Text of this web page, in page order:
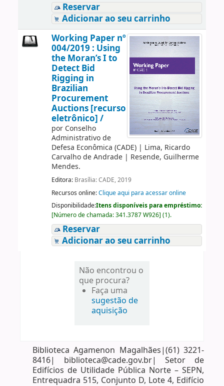
Reservar
Adicionar ao seu carrinho
Working Paper nº
004/2019 : Using
the Moran’s I to
Detect Bid
Rigging in
Brazilian
Procurement
Auctions [recurso
eletrônico] /
por Conselho
Administrativo de
Defesa Econômica (CADE)| Lima, Ricardo
Carvalho de Andrade| Resende, Guilherme
Mendes.
Editora: Brasília: CADE, 2019
Recursos online:Clique aqui para acessar online
Disponibilidade:Itens disponíveis para empréstimo:
[Número de chamada:341.3787 W926] (1).
Reservar
Adicionar ao seu carrinho
Não encontrou o
que procura?
Faça uma
sugestão de
aquisição
Biblioteca Agamenon Magalhães|(61) 3221-
8416| biblioteca@cade.gov.br| Setor de
Edifícios de Utilidade Pública Norte – SEPN,
Entrequadra 515, Conjunto D, Lote 4, Edifício